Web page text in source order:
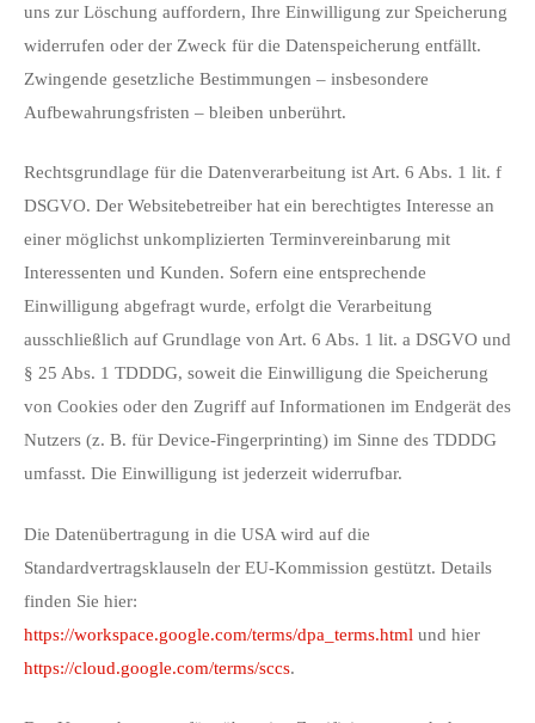
uns zur Löschung auffordern, Ihre Einwilligung zur Speicherung
widerrufen oder der Zweck für die Datenspeicherung entfällt.
Zwingende gesetzliche Bestimmungen – insbesondere
Aufbewahrungsfristen – bleiben unberührt.
Rechtsgrundlage für die Datenverarbeitung ist Art. 6 Abs. 1 lit. f
DSGVO. Der Websitebetreiber hat ein berechtigtes Interesse an
einer möglichst unkomplizierten Terminvereinbarung mit
Interessenten und Kunden. Sofern eine entsprechende
Einwilligung abgefragt wurde, erfolgt die Verarbeitung
ausschließlich auf Grundlage von Art. 6 Abs. 1 lit. a DSGVO und
§ 25 Abs. 1 TDDDG, soweit die Einwilligung die Speicherung
von Cookies oder den Zugriff auf Informationen im Endgerät des
Nutzers (z. B. für Device-Fingerprinting) im Sinne des TDDDG
umfasst. Die Einwilligung ist jederzeit widerrufbar.
Die Datenübertragung in die USA wird auf die
Standardvertragsklauseln der EU-Kommission gestützt. Details
finden Sie hier:
https://workspace.google.com/terms/dpa_terms.html und hier
https://cloud.google.com/terms/sccs.